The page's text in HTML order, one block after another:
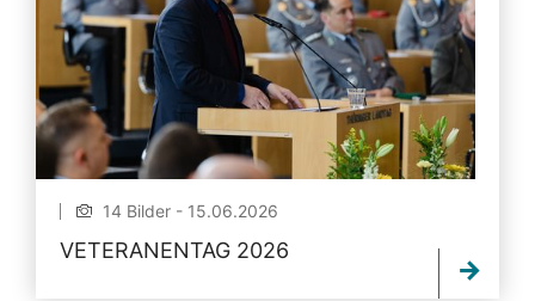
14 Bilder - 15.06.2026
VETERANENTAG 2026